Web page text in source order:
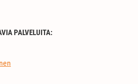
PALVELUITA: